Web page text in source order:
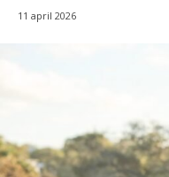
11 april 2026